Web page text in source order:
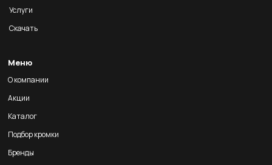
Услуги
Скачать
Меню
О компании
Акции
Каталог
Подбор кромки
Бренды